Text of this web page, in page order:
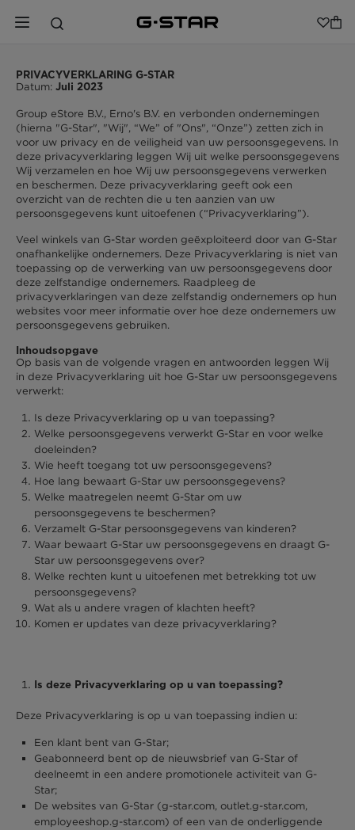
PRIVACYVERKLARING G-STAR
Datum: Juli 2023
Group eStore B.V., Erno's B.V. en verbonden ondernemingen
(hierna "G-Star", "Wij", “We” of "Ons", “Onze”) zetten zich in
voor uw privacy en de veiligheid van uw persoonsgegevens. In
deze privacyverklaring leggen Wij uit welke persoonsgegevens
Wij verzamelen en hoe Wij uw persoonsgegevens verwerken
en beschermen. Deze privacyverklaring geeft ook een
overzicht van de rechten die u ten aanzien van uw
persoonsgegevens kunt uitoefenen (“Privacyverklaring”).
Veel winkels van G-Star worden geëxploiteerd door van G-Star
onafhankelijke ondernemers. Deze Privacyverklaring is niet van
toepassing op de verwerking van uw persoonsgegevens door
deze zelfstandige ondernemers. Raadpleeg de
privacyverklaringen van deze zelfstandig ondernemers op hun
websites voor meer informatie over hoe deze ondernemers uw
persoonsgegevens gebruiken.
Inhoudsopgave
Op basis van de volgende vragen en antwoorden leggen Wij
in deze Privacyverklaring uit hoe G-Star uw persoonsgegevens
verwerkt:
Is deze Privacyverklaring op u van toepassing?
Welke persoonsgegevens verwerkt G-Star en voor welke
doeleinden?
Wie heeft toegang tot uw persoonsgegevens?
Hoe lang bewaart G-Star uw persoonsgegevens?
Welke maatregelen neemt G-Star om uw
persoonsgegevens te beschermen?
Verzamelt G-Star persoonsgegevens van kinderen?
Waar bewaart G-Star uw persoonsgegevens en draagt G-
Star uw persoonsgegevens over?
Welke rechten kunt u uitoefenen met betrekking tot uw
persoonsgegevens?
Wat als u andere vragen of klachten heeft?
Komen er updates van deze privacyverklaring?
Is deze Privacyverklaring op u van toepassing?
Deze Privacyverklaring is op u van toepassing indien u:
Een klant bent van G-Star;
Geabonneerd bent op de nieuwsbrief van G-Star of
deelneemt in een andere promotionele activiteit van G-
Star;
De websites van G-Star (g-star.com, outlet.g-star.com,
employeeshop.g-star.com) of een van de onderliggende